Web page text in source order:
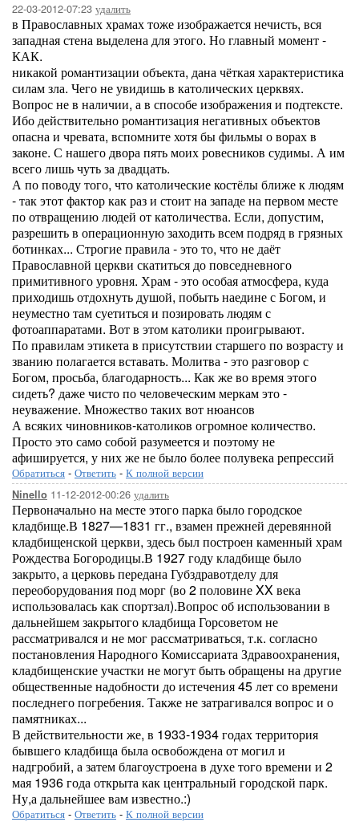
22-03-2012-07:23 удалить
в Православных храмах тоже изображается нечисть, вся
западная стена выделена для этого. Но главный момент -
КАК.
никакой романтизации объекта, дана чёткая характеристика
силам зла. Чего не увидишь в католических церквях.
Вопрос не в наличии, а в способе изображения и подтексте.
Ибо действительно романтизация негативных объектов
опасна и чревата, вспомните хотя бы фильмы о ворах в
законе. С нашего двора пять моих ровесников судимы. А им
всего лишь чуть за двадцать.
А по поводу того, что католические костёлы ближе к людям
- так этот фактор как раз и стоит на западе на первом месте
по отвращению людей от католичества. Если, допустим,
разрешить в операционную заходить всем подряд в грязных
ботинках... Строгие правила - это то, что не даёт
Православной церкви скатиться до повседневного
примитивного уровня. Храм - это особая атмосфера, куда
приходишь отдохнуть душой, побыть наедине с Богом, и
неуместно там суетиться и позировать людям с
фотоаппаратами. Вот в этом католики проигрывают.
По правилам этикета в присутствии старшего по возрасту и
званию полагается вставать. Молитва - это разговор с
Богом, просьба, благодарность... Как же во время этого
сидеть? даже чисто по человеческим меркам это -
неуважение. Множество таких вот нюансов
А всяких чиновников-католиков огромное количество.
Просто это само собой разумеется и поэтому не
афишируется, у них же не было более полувека репрессий
Обратиться - Ответить - К полной версии
Ninello 11-12-2012-00:26 удалить
Первоначально на месте этого парка было городское
кладбище.В 1827—1831 гг., взамен прежней деревянной
кладбищенской церкви, здесь был построен каменный храм
Рождества Богородицы.В 1927 году кладбище было
закрыто, а церковь передана Губздравотделу для
переоборудования под морг (во 2 половине XX века
использовалась как спортзал).Вопрос об использовании в
дальнейшем закрытого кладбища Горсоветом не
рассматривался и не мог рассматриваться, т.к. согласно
постановления Народного Комиссариата Здравоохранения,
кладбищенские участки не могут быть обращены на другие
общественные надобности до истечения 45 лет со времени
последнего погребения. Также не затрагивался вопрос и о
памятниках...
В действительности же, в 1933-1934 годах территория
бывшего кладбища была освобождена от могил и
надгробий, а затем благоустроена в духе того времени и 2
мая 1936 года открыта как центральный городской парк.
Ну,а дальнейшее вам известно.:)
Обратиться - Ответить - К полной версии